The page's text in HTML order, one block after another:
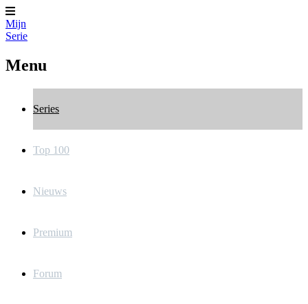
Mijn
Serie
Menu
Series
Top 100
Nieuws
Premium
Forum